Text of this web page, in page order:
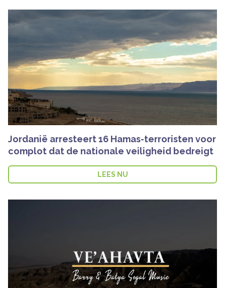
Jordanië arresteert 16 Hamas-terroristen voor
complot dat de nationale veiligheid bedreigt
LEES NU